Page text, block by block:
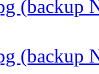
(backup
(backup